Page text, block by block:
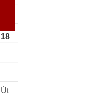
18
Út